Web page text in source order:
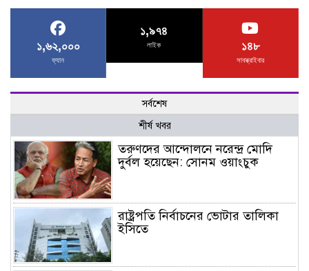
১,৬২,০০০
ফ্যান
১,৯৭৪
লাইক ১৪৮
সাবস্ক্রাইবার
সর্বশেষ
শীর্ষ খবর
তরুণদের আন্দোলনে নরেন্দ্র মোদি
দুর্বল হয়েছেন: সোনম ওয়াংচুক
রাষ্ট্রপতি নির্বাচনের ভোটার তালিকা
ইসিতে